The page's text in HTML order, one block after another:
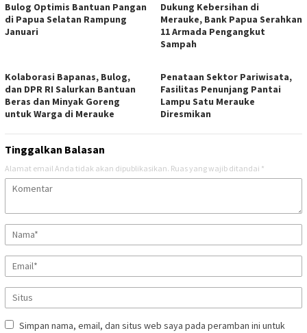
Bulog Optimis Bantuan Pangan
di Papua Selatan Rampung
Januari
​Dukung Kebersihan di
Merauke, Bank Papua Serahkan
11 Armada Pengangkut
Sampah
​Kolaborasi Bapanas, Bulog,
dan DPR RI Salurkan Bantuan
Beras dan Minyak Goreng
untuk Warga di Merauke
Penataan Sektor Pariwisata,
Fasilitas Penunjang Pantai
Lampu Satu Merauke
Diresmikan
Tinggalkan Balasan
Alamat email Anda tidak akan dipublikasikan. Ruas yang wajib ditandai *
Simpan nama, email, dan situs web saya pada peramban ini untuk